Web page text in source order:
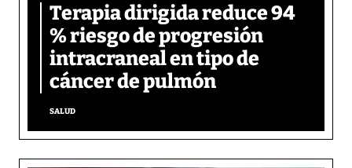
Terapia dirigida reduce 94
% riesgo de progresión
intracraneal en tipo de
cáncer de pulmón
SALUD